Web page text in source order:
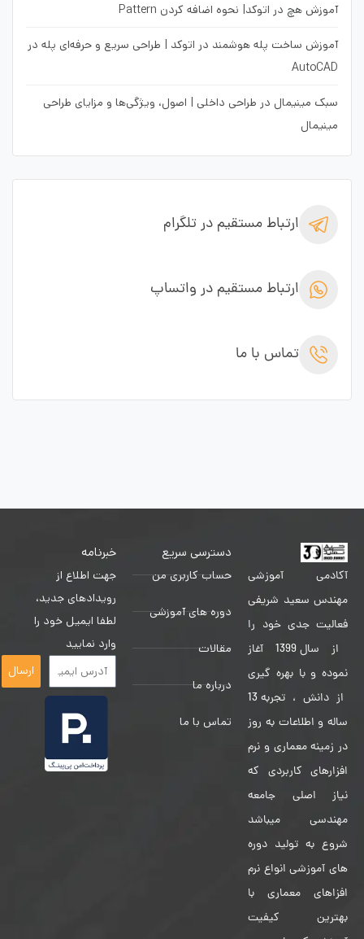
آموزش هچ در اتوکد| نحوه اضافه کردن Pattern
آموزش ساخت پله هوشمند در اتوکد | طراحی سریع و حرفه‌ای پله در
AutoCAD
سبک مینیمال در طراحی داخلی | اصول، ویژگی‌ها و مزایای طراحی
مینیمال
ارتباط مستقیم در تلگرام
ارتباط مستقیم در واتساپ
تماس با ما
آکادمی آموزشی
مهندس سعید شریفی
فعالیت جدی خود را
از سال 1399 آغاز
نموده و با بهره گیری
از دانش ، تجربه 13
ساله و اطلاعات به روز
در زمینه معماری و نرم
افزارهای کاربردی که
نیاز اصلی جامعه
مهندسی میباشد
شروع به تولید دوره
های آموزشی انواع نرم
افزاهای معماری با
بهترین کیفیت
دسترسی سریع
حساب کاربری من
دوره های آموزشی
مقالات
درباره ما
تماس با ما
خبرنامه
جهت اطلاع از
رویدادهای جدید،
لطفا ایمیل خود را
وارد نمایید
ارسال